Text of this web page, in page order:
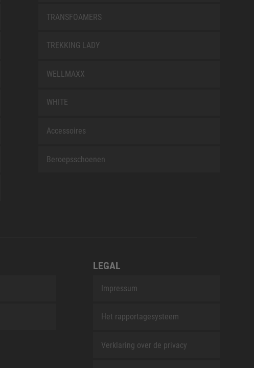
TRANSFOAMERS
TREKKING LADY
WELLMAXX
WHITE
Accessoires
Beroepsschoenen
LEGAL
Impressum
Het rapportagesysteem
Verklaring over de privacy